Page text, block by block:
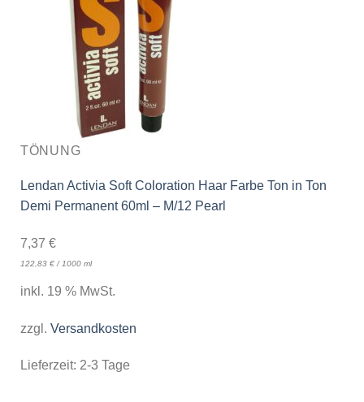
TÖNUNG
Lendan Activia Soft Coloration Haar Farbe Ton in Ton
Demi Permanent 60ml – M/12 Pearl
7,37 €
122,83 €/ 1000 ml
inkl. 19 % MwSt.
zzgl. Versandkosten
Lieferzeit: 2-3 Tage